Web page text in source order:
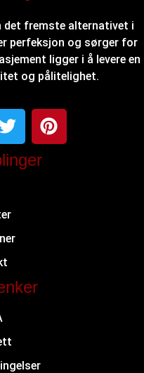
det fremste alternativet i
perfeksjon og sørger for
ligger i å levere en
og pålitelighet.